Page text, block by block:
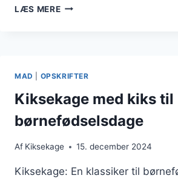
LÆS MEREKIKSEKAGE
SMAG
MAD OPSKRIFTER
Kiksekage med kiks til
børnefødselsdage
Af Kiksekage 15. december 2024
Kiksekage: En klassiker til